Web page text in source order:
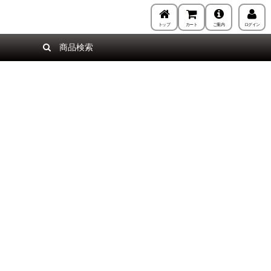
トップ カート ご案内 ログイン
商品検索